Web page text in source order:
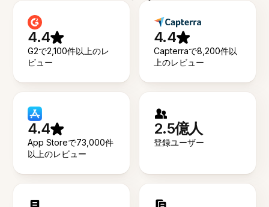
4.4
G2で2,100件以上のレ
ビュー
4.4
Capterraで8,200件以
上のレビュー
4.4
App Storeで73,000件
以上のレビュー
2.5億人
登録ユーザー